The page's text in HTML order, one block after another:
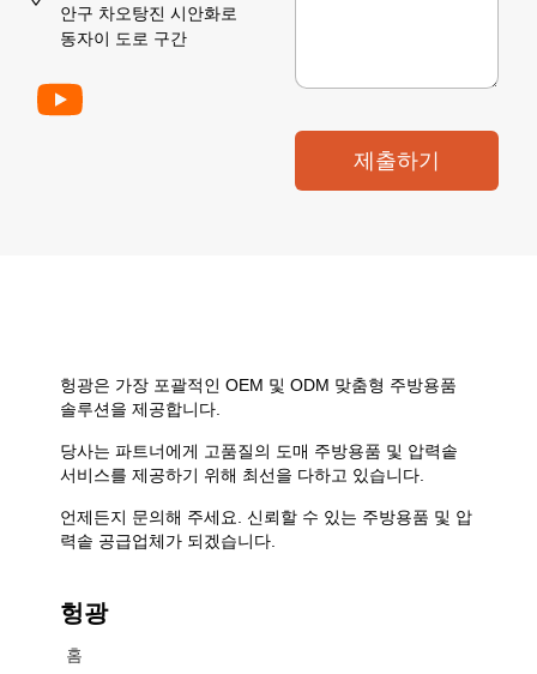
안구 차오탕진 시안화로
동자이 도로 구간
제출하기
헝광은 가장 포괄적인 OEM 및 ODM 맞춤형 주방용품
솔루션을 제공합니다.
당사는 파트너에게 고품질의 도매 주방용품 및 압력솥
서비스를 제공하기 위해 최선을 다하고 있습니다.
언제든지 문의해 주세요. 신뢰할 수 있는 주방용품 및 압
력솥 공급업체가 되겠습니다.
헝광
홈